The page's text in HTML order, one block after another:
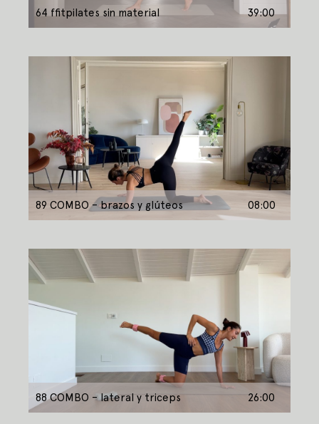
64 ffitpilates sin material 39:00
89 COMBO – brazos y glúteos 08:00
88 COMBO – lateral y triceps 26:00